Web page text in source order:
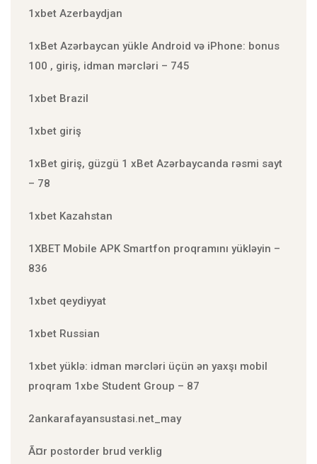
1xbet Azerbaydjan
1xBet Azərbaycan yükle Android və iPhone: bonus
100 , giriş, idman mərcləri – 745
1xbet Brazil
1xbet giriş
1xBet giriş, güzgü 1 xBet Azərbaycanda rəsmi sayt
– 78
1xbet Kazahstan
1XBET Mobile APK Smartfon proqramını yükləyin –
836
1xbet qeydiyyat
1xbet Russian
1xbet yüklə: idman mərcləri üçün ən yaxşı mobil
proqram 1xbe Student Group – 87
2ankarafayansustasi.net_may
Ã¤r postorder brud verklig